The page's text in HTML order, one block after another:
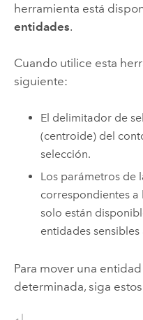
herramienta está
entidades.
Cuando utilice esta
siguiente:
El delimitador de
(centroide) del
selección.
Los parámetros de
correspondientes a
solo están
entidades sensibles
Para mover una
determinada, siga